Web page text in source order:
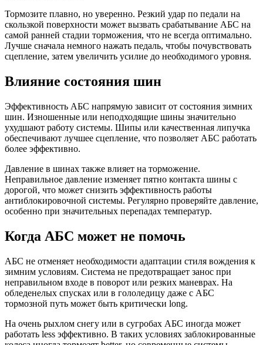
Тормозите плавно, но уверенно. Резкий удар по педали на
скользкой поверхности может вызвать срабатывание АБС на
самой ранней стадии торможения, что не всегда оптимально.
Лучше сначала немного нажать педаль, чтобы почувствовать
сцепление, затем увеличить усилие до необходимого уровня.
Влияние состояния шин
Эффективность АБС напрямую зависит от состояния зимних
шин. Изношенные или неподходящие шины значительно
ухудшают работу системы. Шипы или качественная липучка
обеспечивают лучшее сцепление, что позволяет АБС работать
более эффективно.
Давление в шинах также влияет на торможение.
Неправильное давление изменяет пятно контакта шины с
дорогой, что может снизить эффективность работы
антиблокировочной системы. Регулярно проверяйте давление,
особенно при значительных перепадах температур.
Когда АБС может не помочь
АБС не отменяет необходимости адаптации стиля вождения к
зимним условиям. Система не предотвращает занос при
неправильном входе в поворот или резких маневрах. На
обледенелых спусках или в гололедицу даже с АБС
тормозной путь может быть критически long.
На очень рыхлом снегу или в сугробах АБС иногда может
работать less эффективно. В таких условиях заблокированные